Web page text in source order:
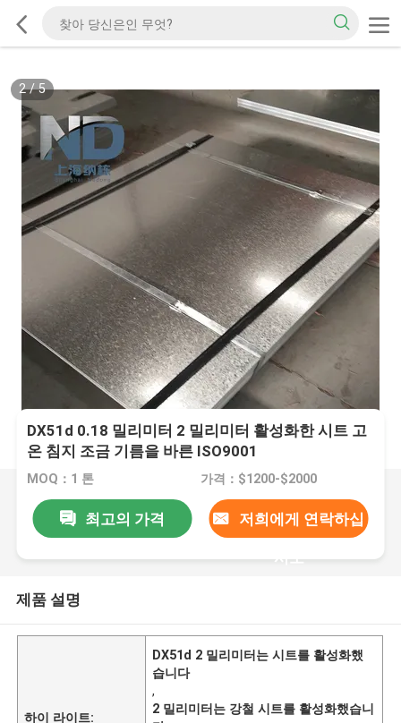
2/5
DX51d 0.18 밀리미터 2 밀리미터 활성화한 시트 고
온 침지 조금 기름을 바른 ISO9001
MOQ：1 톤 가격：$1200-$2000
최고의 가격 저희에게 연락하십
시오
제품 설명
하이 라이트:
DX51d 2 밀리미터는 시트를 활성화했
습니다
,
2 밀리미터는 강철 시트를 활성화했습니